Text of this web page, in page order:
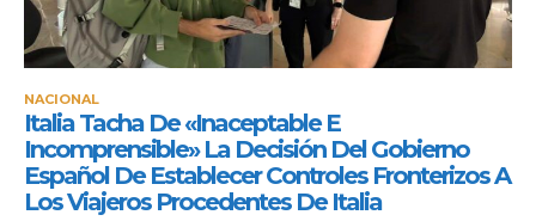
NACIONAL
Italia Tacha De «inaceptable E
Incomprensible» La Decisión Del Gobierno
Español De Establecer Controles Fronterizos A
Los Viajeros Procedentes De Italia